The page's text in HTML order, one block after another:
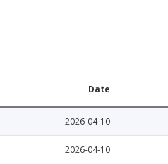
Date
2026-04-10
2026-04-10